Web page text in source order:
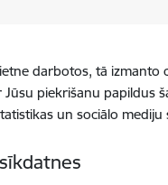
darbotos, tā izmanto
Jūsu piekrišanu papildus
un sociālo mediju